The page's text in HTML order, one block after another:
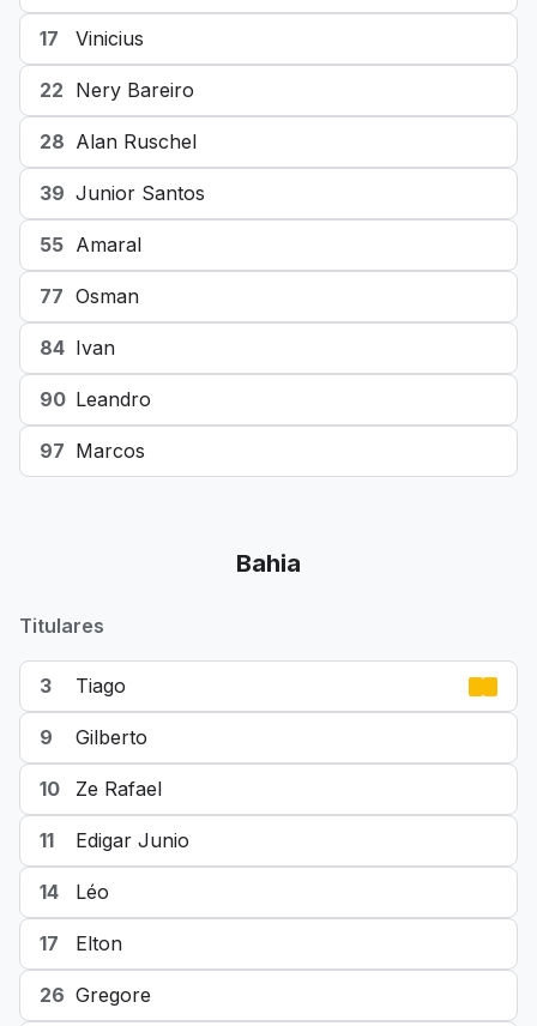
17 Vinicius
22 Nery Bareiro
28 Alan Ruschel
39 Junior Santos
55 Amaral
77 Osman
84 Ivan
90 Leandro
97 Marcos
Bahia
Titulares
3 Tiago
9 Gilberto
10 Ze Rafael
11 Edigar Junio
14 Léo
17 Elton
26 Gregore